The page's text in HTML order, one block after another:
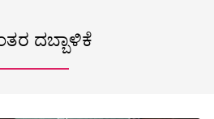
ದಬ್ಬಾಳಿಕೆ